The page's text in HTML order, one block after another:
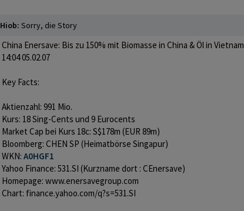
Hiob: Sorry, die Story
China Enersave: Bis zu 150% mit Biomasse in China & Öl in Vietnam
14:04 05.02.07
Key Facts:
Aktienzahl: 991 Mio.
Kurs: 18 Sing-Cents und 9 Eurocents
Market Cap bei Kurs 18c: S$178m (EUR 89m)
Bloomberg: CHEN SP (Heimatbörse Singapur)
WKN: A0HGF1
Yahoo Finance: 531.SI (Kurzname dort : CEnersave)
Homepage: www.enersavegroup.com
Chart: finance.yahoo.com/q?s=531.SI